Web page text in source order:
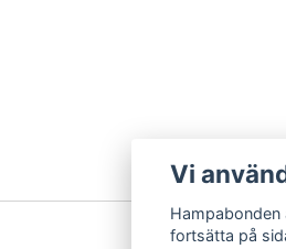
Vi
fortsätta på